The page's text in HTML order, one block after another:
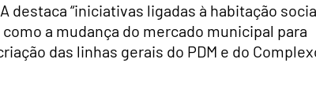
destaca “iniciativas ligadas à habitação
a mudança do mercado municipal para
das linhas gerais do PDM e do